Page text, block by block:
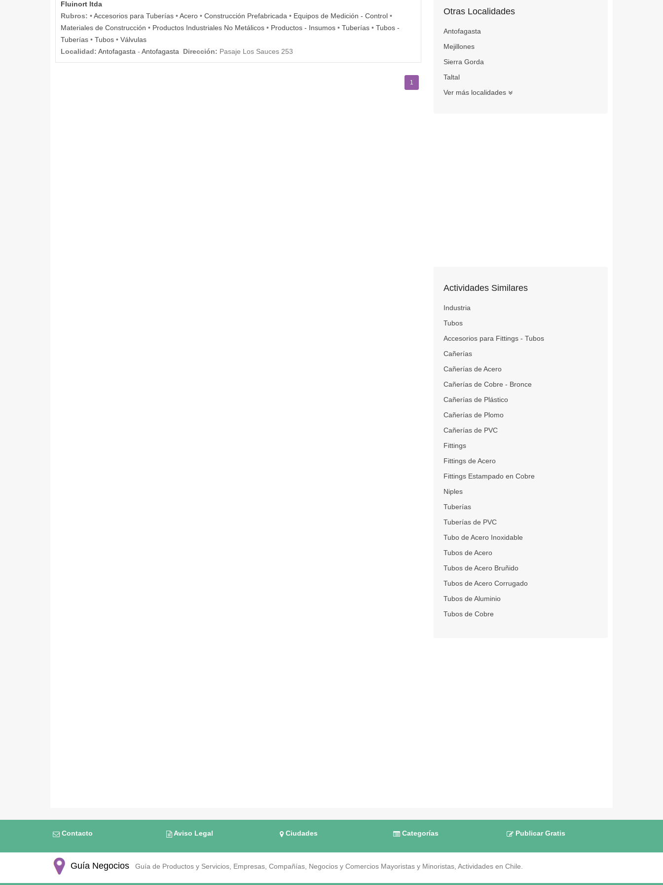
Fluinort ltda
Rubros: •Accesorios para Tuberías •Acero • Construcción Prefabricada • Equipos de Medición - Control •
Materiales de Construcción • Productos Industriales No Metálicos • Productos - Insumos • Tuberías • Tubos -
Tuberías • Tubos • Válvulas
Localidad: Antofagasta - Antofagasta Dirección: Pasaje Los Sauces 253
1
Otras Localidades
Antofagasta
Mejillones
Sierra Gorda
Taltal
Ver más localidades
Actividades Similares
Industria
Tubos
Accesorios para Fittings - Tubos
Cañerías
Cañerías de Acero
Cañerías de Cobre - Bronce
Cañerías de Plástico
Cañerías de Plomo
Cañerías de PVC
Fittings
Fittings de Acero
Fittings Estampado en Cobre
Niples
Tuberías
Tuberías de PVC
Tubo de Acero Inoxidable
Tubos de Acero
Tubos de Acero Bruñido
Tubos de Acero Corrugado
Tubos de Aluminio
Tubos de Cobre
Contacto Aviso Legal Ciudades Categorías Publicar Gratis
Guía Negocios Guía de Productos y Servicios, Empresas, Compañías, Negocios y Comercios Mayoristas y Minoristas, Actividades en Chile.